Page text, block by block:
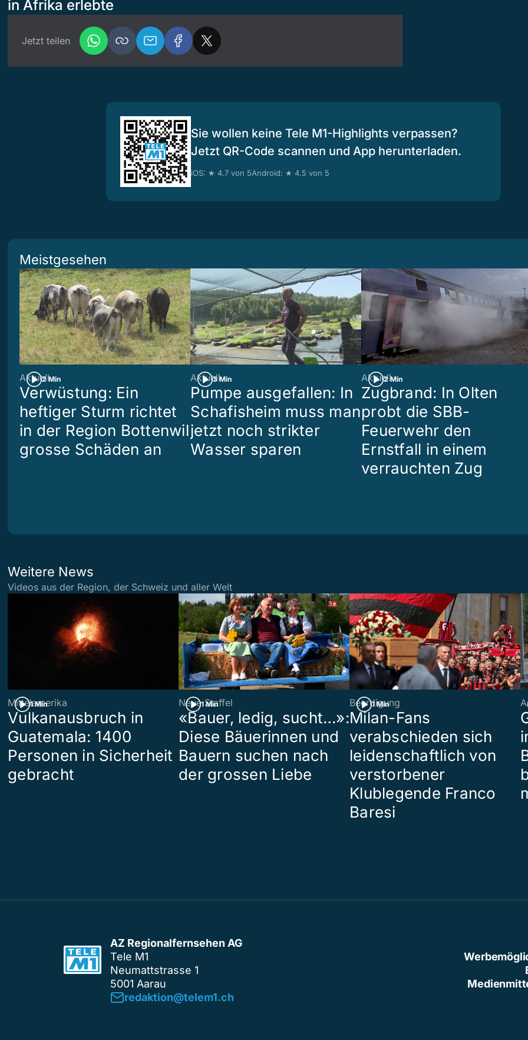
in Afrika erlebte
Jetzt teilen
Sie wollen keine Tele M1-Highlights verpassen?
Jetzt QR-Code scannen und App herunterladen.
iOS: ★ 4.7 von 5Android: ★ 4.5 von 5
Meistgesehen
2 Min
Aktuell
Verwüstung: Ein
heftiger Sturm richtet
in der Region Bottenwil
grosse Schäden an
3 Min
Aktuell
Pumpe ausgefallen: In
Schafisheim muss man
jetzt noch strikter
Wasser sparen
2 Min
Aktuell
Zugbrand: In Olten
probt die SBB-
Feuerwehr den
Ernstfall in einem
verrauchten Zug
Weitere News
Videos aus der Region, der Schweiz und aller Welt
1 Min
Mittelamerika
Vulkanausbruch in
Guatemala: 1400
Personen in Sicherheit
gebracht
1 Min
Neue Staffel
«Bauer, ledig, sucht…»:
Diese Bäuerinnen und
Bauern suchen nach
der grossen Liebe
1 Min
Beerdigung
Milan-Fans
verabschieden sich
leidenschaftlich von
verstorbener
Klublegende Franco
Baresi
AZ Regionalfernsehen AG
Tele M1
Neumattstrasse 1
5001 Aarau
redaktion@telem1.ch